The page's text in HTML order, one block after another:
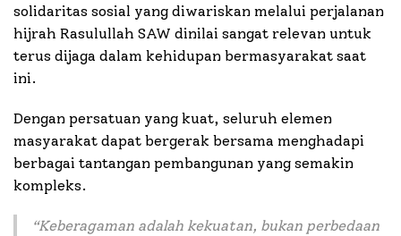
solidaritas sosial yang diwariskan melalui perjalanan
hijrah Rasulullah SAW dinilai sangat relevan untuk
terus dijaga dalam kehidupan bermasyarakat saat
ini.
Dengan persatuan yang kuat, seluruh elemen
masyarakat dapat bergerak bersama menghadapi
berbagai tantangan pembangunan yang semakin
kompleks.
“Keberagaman adalah kekuatan, bukan perbedaan